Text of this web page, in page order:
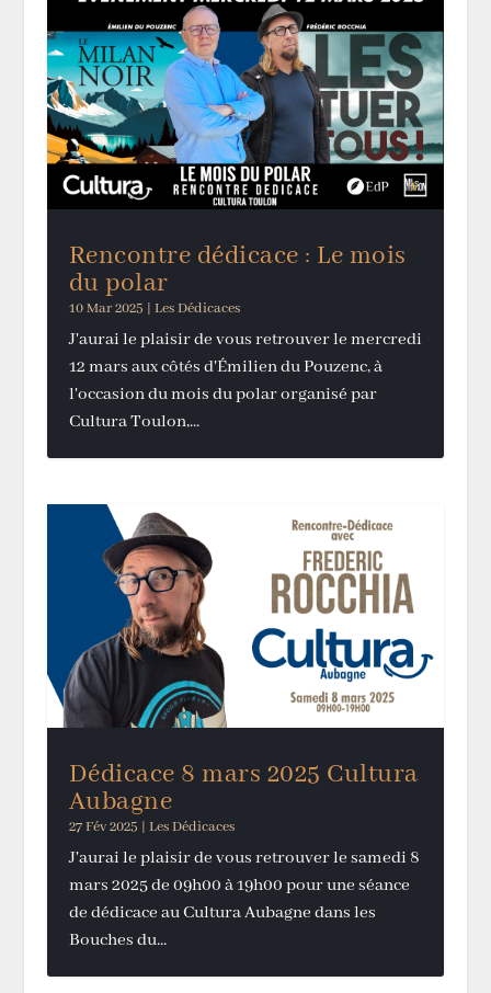
Rencontre dédicace : Le mois
du polar
10 Mar 2025 | Les Dédicaces
J'aurai le plaisir de vous retrouver le mercredi
12 mars aux côtés d'Émilien du Pouzenc, à
l'occasion du mois du polar organisé par
Cultura Toulon,...
Dédicace 8 mars 2025 Cultura
Aubagne
27 Fév 2025 | Les Dédicaces
J'aurai le plaisir de vous retrouver le samedi 8
mars 2025 de 09h00 à 19h00 pour une séance
de dédicace au Cultura Aubagne dans les
Bouches du...